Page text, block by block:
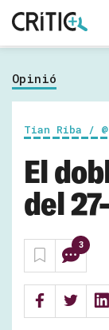
Cerca
Inicia sessió
Opinió
Tian Riba /
El
del
3